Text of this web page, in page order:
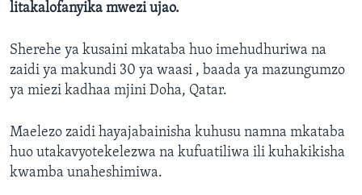
litakalofanyika mwezi ujao.
Sherehe ya kusaini mkataba huo imehudhuriwa na
zaidi ya makundi 30 ya waasi , baada ya mazungumzo
ya miezi kadhaa mjini Doha, Qatar.
Maelezo zaidi hayajabainisha kuhusu namna mkataba
huo utakavyotekelezwa na kufuatiliwa ili kuhakikisha
kwamba unaheshimiwa.